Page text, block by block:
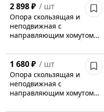
2 898 ₽ / шт
Опора скользящая и
неподвижная с
направляющим хомутом
1 680 ₽ / шт
Опора скользящая и
неподвижная с
направляющим хомутом